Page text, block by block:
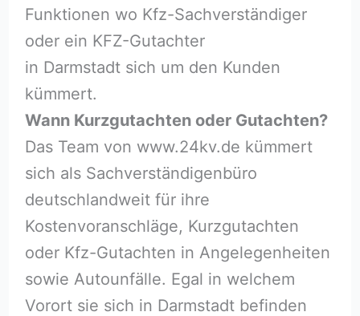
Funktionen wo Kfz-Sachverständiger
oder ein KFZ-Gutachter
in Darmstadt sich um den Kunden
kümmert.
Wann Kurzgutachten oder Gutachten?
Das Team von www.24kv.de kümmert
sich als Sachverständigenbüro
deutschlandweit für ihre
Kostenvoranschläge, Kurzgutachten
oder Kfz-Gutachten in Angelegenheiten
sowie Autounfälle. Egal in welchem
Vorort sie sich in Darmstadt befinden